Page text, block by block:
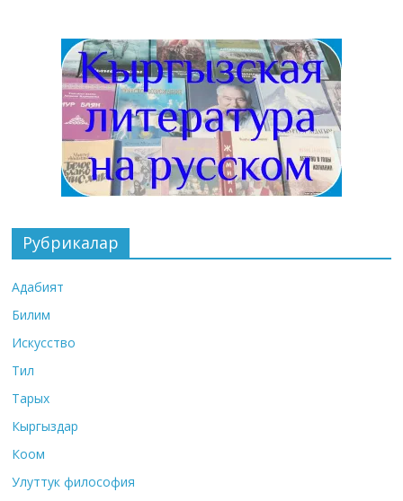
Рубрикалар
Адабият
Билим
Искусство
Тил
Тарых
Кыргыздар
Коом
Улуттук философия